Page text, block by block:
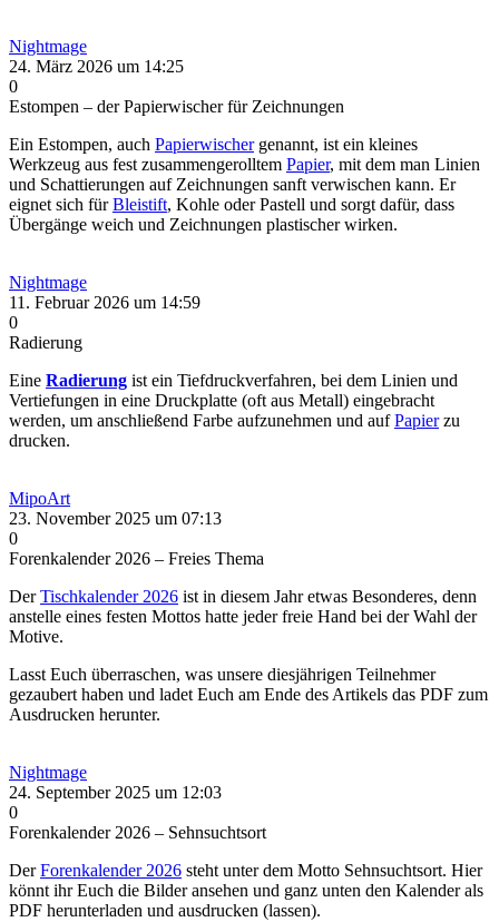
Nightmage
24. März 2026 um 14:25
0
Estompen – der Papierwischer für Zeichnungen
Ein Estompen, auch Papierwischergenannt, ist ein kleines
Werkzeug aus fest zusammengerolltem Papier, mit dem man Linien
und Schattierungen auf Zeichnungen sanft verwischen kann. Er
eignet sich fürBleistift, Kohle oder Pastell und sorgt dafür, dass
Übergänge weich und Zeichnungen plastischer wirken.
Nightmage
11. Februar 2026 um 14:59
0
Radierung
Eine Radierung ist ein Tiefdruckverfahren, bei dem Linien und
Vertiefungen in eine Druckplatte (oft aus Metall) eingebracht
werden, um anschließend Farbe aufzunehmen und aufPapierzu
drucken.
MipoArt
23. November 2025 um 07:13
0
Forenkalender 2026 – Freies Thema
DerTischkalender 2026 ist in diesem Jahr etwas Besonderes, denn
anstelle eines festen Mottos hatte jeder freie Hand bei der Wahl der
Motive.
Lasst Euch überraschen, was unsere diesjährigen Teilnehmer
gezaubert haben und ladet Euch am Ende des Artikels das PDF zum
Ausdrucken herunter.
Nightmage
24. September 2025 um 12:03
0
Forenkalender 2026 – Sehnsuchtsort
DerForenkalender 2026 steht unter dem Motto Sehnsuchtsort. Hier
könnt ihr Euch die Bilder ansehen und ganz unten den Kalender als
PDF herunterladen und ausdrucken (lassen).